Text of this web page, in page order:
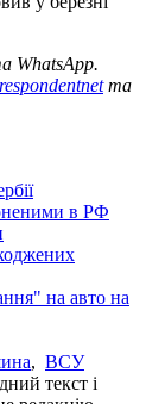
WhatsApp.
та
в РФ
на авто на
, ВСУ
текст і